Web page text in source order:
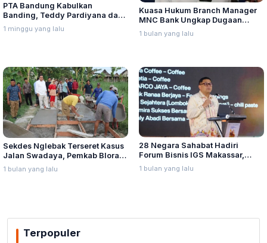
PTA Bandung Kabulkan
Banding, Teddy Pardiyana dan
Bintang Ditetapkan Ahli Waris
Lina Jubaedah
1 minggu yang lalu
Kuasa Hukum Branch Manager
MNC Bank Ungkap Dugaan
Penganiayaan oleh Hary Tanoe
di MNC Towe
1 bulan yang lalu
Sekdes Nglebak Terseret Kasus
Jalan Swadaya, Pemkab Blora
Sebut Pendampingan Hukum
Bukan Kewenangannya
1 bulan yang lalu
28 Negara Sahabat Hadiri
Forum Bisnis IGS Makassar,
Munafri Tawarkan Investasi
Stadion Untia
1 bulan yang lalu
Terpopuler